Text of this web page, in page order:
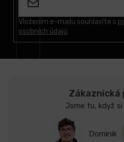
Vložením e-mailu souhlasíte s
osobních údajů
Zákaznická
Jsme tu, když
Dominik